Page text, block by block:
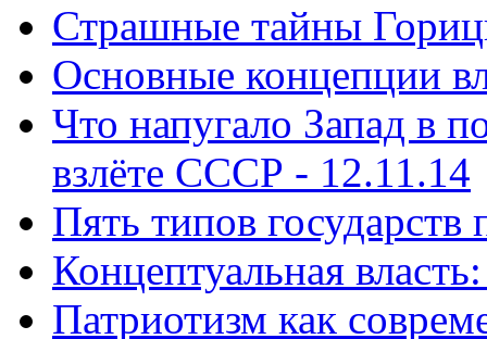
Страшные тайны
Основные концепции
Что напугало Запад в
взлёте СССР - 12.11.14
Пять типов
Концептуальная
Патриотизм как